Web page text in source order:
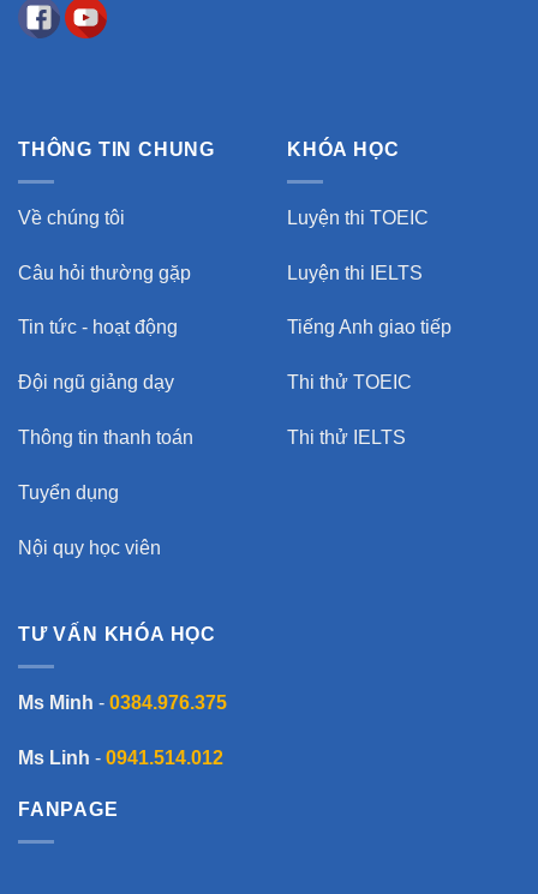
THÔNG TIN CHUNG
Về chúng tôi
Câu hỏi thường gặp
Tin tức - hoạt động
Đội ngũ giảng dạy
Thông tin thanh toán
Tuyển dụng
Nội quy học viên
KHÓA HỌC
Luyện thi TOEIC
Luyện thi IELTS
Tiếng Anh giao tiếp
Thi thử TOEIC
Thi thử IELTS
TƯ VẤN KHÓA HỌC
Ms Minh - 0384.976.375
Ms Linh - 0941.514.012
FANPAGE